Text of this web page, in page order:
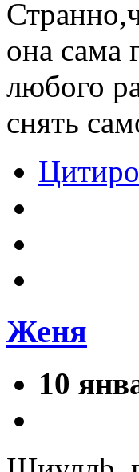
она сама
любого
снять
Женя
10